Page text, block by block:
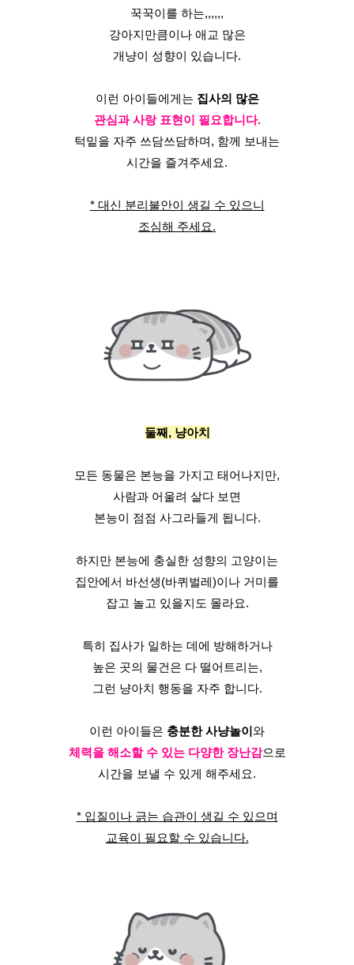
꾹꾹이를 하는,,,,,,
강아지만큼이나 애교 많은
개냥이 성향이 있습니다.
이런 아이들에게는 집사의 많은
관심과 사랑 표현이 필요합니다.
턱밑을 자주 쓰담쓰담하며, 함께 보내는
시간을 즐겨주세요.
* 대신 분리불안이 생길 수 있으니
조심해 주세요.
둘째, 냥아치
모든 동물은 본능을 가지고 태어나지만,
사람과 어울려 살다 보면
본능이 점점 사그라들게 됩니다.
하지만 본능에 충실한 성향의 고양이는
집안에서 바선생(바퀴벌레)이나 거미를
잡고 놀고 있을지도 몰라요.
특히 집사가 일하는 데에 방해하거나
높은 곳의 물건은 다 떨어트리는,
그런 냥아치 행동을 자주 합니다.
이런 아이들은 충분한 사냥놀이와
체력을 해소할 수 있는 다양한 장난감으로
시간을 보낼 수 있게 해주세요.
* 입질이나 긁는 습관이 생길 수 있으며
교육이 필요할 수 있습니다.